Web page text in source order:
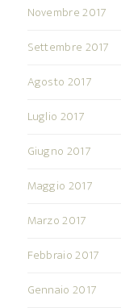
Novembre 2017
Settembre 2017
Agosto 2017
Luglio 2017
Giugno 2017
Maggio 2017
Marzo 2017
Febbraio 2017
Gennaio 2017